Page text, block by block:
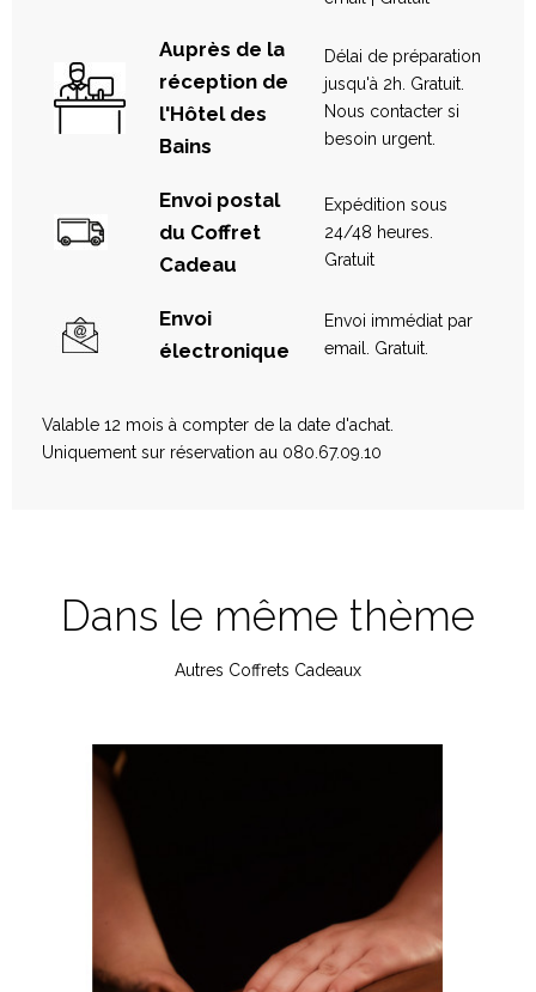
Auprès de la
réception de
l'Hôtel des
Bains
Délai de préparation
jusqu'à 2h. Gratuit.
Nous contacter si
besoin urgent.
Envoi postal
du Coffret
Cadeau
Expédition sous
24/48 heures.
Gratuit
Envoi
électronique
Envoi immédiat par
email. Gratuit.
Valable 12 mois à compter de la date d'achat.
Uniquement sur réservation au 080.67.09.10
Dans le même thème
Autres Coffrets Cadeaux